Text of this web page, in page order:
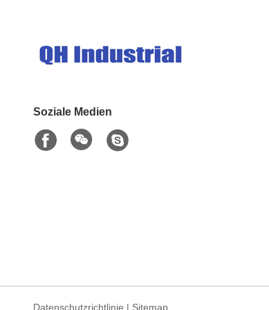
Soziale Medien
Datenschutzrichtlinie | Sitemap